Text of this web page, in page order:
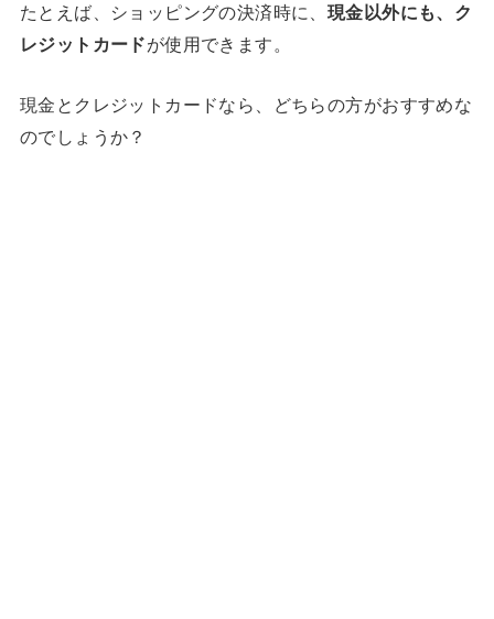
たとえば、ショッピングの決済時に、 現金以外にも、ク
レジットカードが使用できます。
現金とクレジットカードなら、どちらの方がおすすめな
のでしょうか？